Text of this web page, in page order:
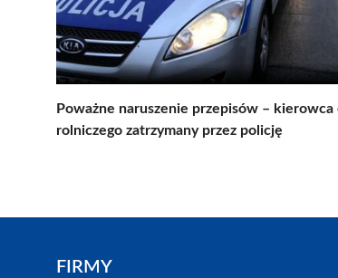
Poważne naruszenie przepisów – kierowca
rolniczego zatrzymany przez policję
FIRMY